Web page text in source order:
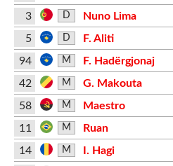
3
D
Nuno Lima
5
D
F. Aliti
94
M F. Hadërgjonaj
42 M
G. Makouta
58
M Maestro
11 M Ruan
14 M
I. Hagi